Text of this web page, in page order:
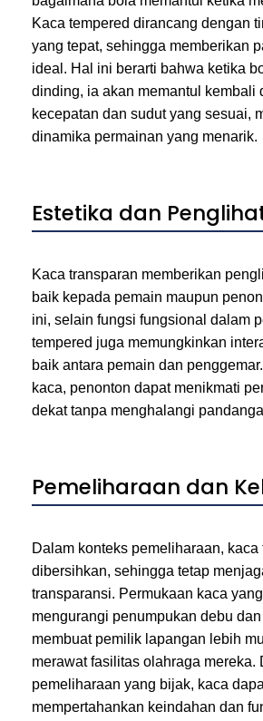
Kaca tempered dirancang dengan
yang tepat, sehingga memberikan
ideal. Hal ini berarti bahwa ketika
dinding, ia akan memantul kembali
kecepatan dan sudut yang sesuai,
dinamika permainan yang menarik.
Estetika dan
Kaca transparan memberikan
baik kepada pemain maupun
ini, selain fungsi fungsional dalam
tempered juga memungkinkan
baik antara pemain dan
kaca, penonton dapat menikmati
dekat tanpa menghalangi
Pemeliharaan dan
Dalam konteks pemeliharaan, kaca
dibersihkan, sehingga tetap
transparansi. Permukaan kaca
mengurangi penumpukan debu
membuat pemilik lapangan lebih
merawat fasilitas olahraga mereka.
pemeliharaan yang bijak, kaca
mempertahankan keindahan dan